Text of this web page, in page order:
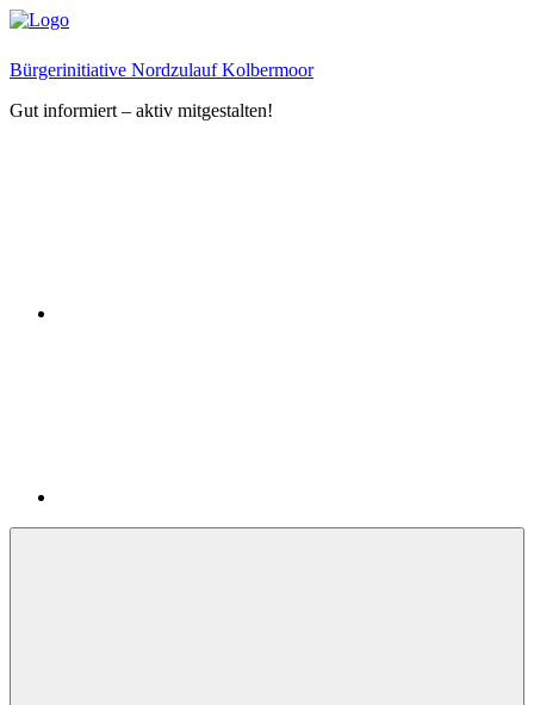
Zum
springen
Bürgerinitiative Nordzulauf Kolbermoor
Gut informiert – aktiv mitgestalten!